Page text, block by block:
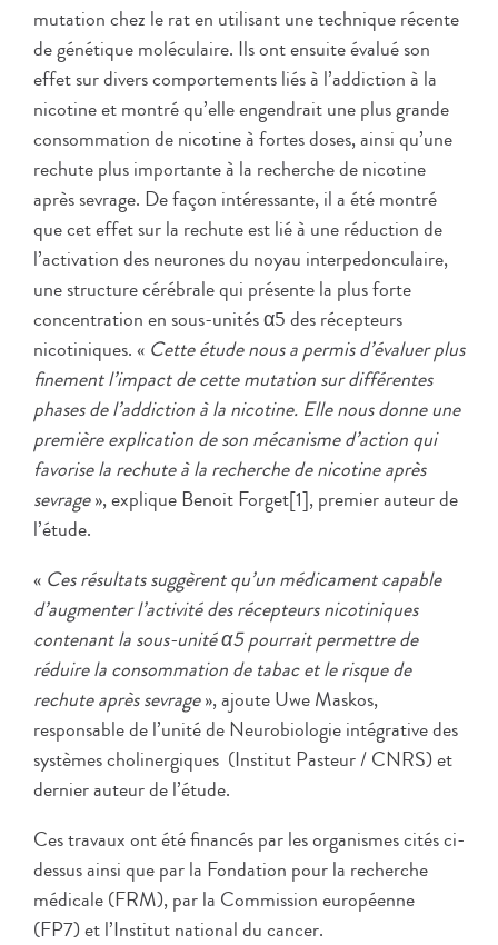
mutation chez le rat en utilisant une technique récente
de génétique moléculaire. Ils ont ensuite évalué son
effet sur divers comportements liés à l’addiction à la
nicotine et montré qu’elle engendrait une plus grande
consommation de nicotine à fortes doses, ainsi qu’une
rechute plus importante à la recherche de nicotine
après sevrage. De façon intéressante, il a été montré
que cet effet sur la rechute est lié à une réduction de
l’activation des neurones du noyau interpedonculaire,
une structure cérébrale qui présente la plus forte
concentration en sous-unités α5 des récepteurs
nicotiniques. « Cette étude nous a permis d’évaluer plus
finement l’impact de cette mutation sur différentes
phases de l’addiction à la nicotine. Elle nous donne une
première explication de son mécanisme d’action qui
favorise la rechute à la recherche de nicotine après
sevrage», explique Benoit Forget[1], premier auteur de
l’étude.
« Ces résultats suggèrent qu’un médicament capable
d’augmenter l’activité des récepteurs nicotiniques
contenant la sous-unité α5 pourrait permettre de
réduire la consommation de tabac et le risque de
rechute après sevrage», ajoute Uwe Maskos,
responsable de l’unité de Neurobiologie intégrative des
systèmes cholinergiques (Institut Pasteur / CNRS) et
dernier auteur de l’étude.
Ces travaux ont été financés par les organismes cités ci-
dessus ainsi que par la Fondation pour la recherche
médicale (FRM), par la Commission européenne
(FP7) et l’Institut national du cancer.